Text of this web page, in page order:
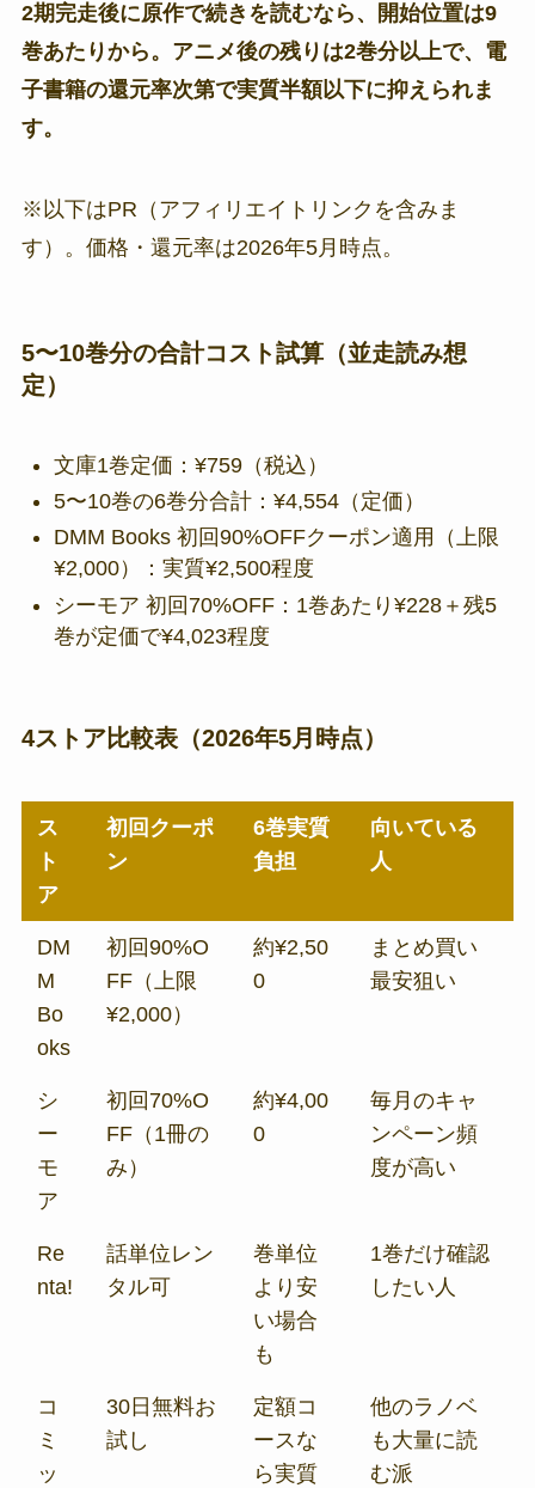
2期完走後に原作で続きを読むなら、開始位置は9
巻あたりから。アニメ後の残りは2巻分以上で、電
子書籍の還元率次第で実質半額以下に抑えられま
す。
※以下はPR（アフィリエイトリンクを含みま
す）。価格・還元率は2026年5月時点。
5〜10巻分の合計コスト試算（並走読み想
定）
文庫1巻定価：¥759（税込）
5〜10巻の6巻分合計：¥4,554（定価）
DMM Books 初回90%OFFクーポン適用（上限
¥2,000）：実質¥2,500程度
シーモア 初回70%OFF：1巻あたり¥228＋残5
巻が定価で¥4,023程度
4ストア比較表（2026年5月時点）
ス
ト
ア
初回クーポ
ン
6巻実質
負担
向いている
人
DM
M
Bo
oks
初回90%O
FF（上限
¥2,000）
約¥2,50
0
まとめ買い
最安狙い
シ
ー
モ
ア
初回70%O
FF（1冊の
み）
約¥4,00
0
毎月のキャ
ンペーン頻
度が高い
Re
nta!
話単位レン
タル可
巻単位
より安
い場合
も
1巻だけ確認
したい人
コ
ミ
ッ
30日無料お
試し
定額コ
ースな
ら実質
他のラノベ
も大量に読
む派